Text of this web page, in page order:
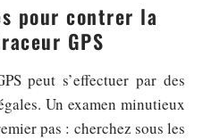
pour contrer la
GPS
peut s’effectuer par des
Un examen minutieux
pas : cherchez sous les